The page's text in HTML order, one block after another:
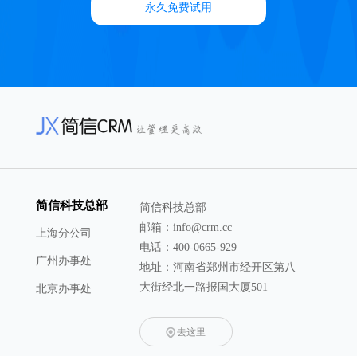
永久免费试用
简信科技总部
上海分公司
广州办事处
北京办事处
简信科技总部
邮箱：info@crm.cc
电话：400-0665-929
地址：河南省郑州市经开区第八
大街经北一路报国大厦501
去这里